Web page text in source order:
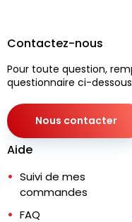
Contactez-nous
Pour toute question,
questionnaire ci-dessous
Nous contacter
Aide
Suivi de mes
commandes
FAQ